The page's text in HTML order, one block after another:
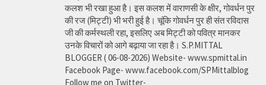
कलश भी रखा हुआ है। इस कलश में वाराणसी के क्षीर, गोवर्धन पुर
की रज (मिट्टी) भी भरी हुई है। चूंकि गोवर्धन पुर ही संत रविदास
जी की कर्मस्थली रहा, इसलिए अब मिट्टी को पवित्र मानकर
उनके विचारों को आगे बढ़ाया जा रहा है। S.P.MITTAL
BLOGGER ( 06-08-2026) Website- www.spmittal.in
Facebook Page- www.facebook.com/SPMittalblog
Follow me on Twitter-